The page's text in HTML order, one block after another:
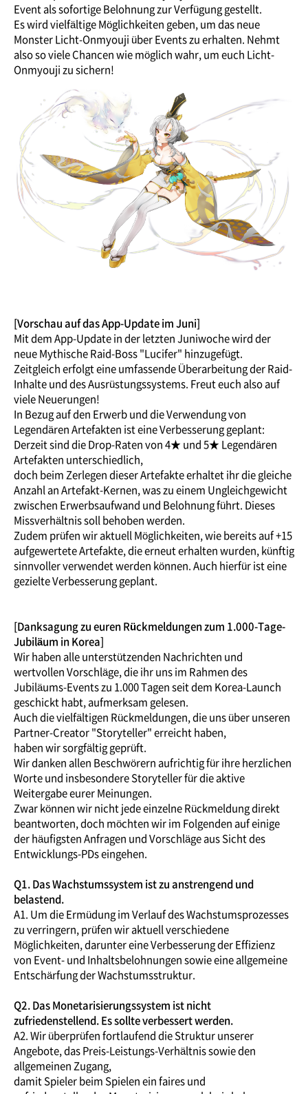
Event als sofortige Belohnung zur Verfügung gestellt.
Es wird vielfältige Möglichkeiten geben, um das neue
Monster Licht-Onmyouji über Events zu erhalten. Nehmt
also so viele Chancen wie möglich wahr, um euch Licht-
Onmyouji zu sichern!
[Vorschau auf das App-Update im Juni]
Mit dem App-Update in der letzten Juniwoche wird der
neue Mythische Raid-Boss "Lucifer" hinzugefügt.
Zeitgleich erfolgt eine umfassende Überarbeitung der Raid-
Inhalte und des Ausrüstungssystems. Freut euch also auf
viele Neuerungen!
In Bezug auf den Erwerb und die Verwendung von
Legendären Artefakten ist eine Verbesserung geplant:
Derzeit sind die Drop-Raten von 4★ und 5★ Legendären
Artefakten unterschiedlich,
doch beim Zerlegen dieser Artefakte erhaltet ihr die gleiche
Anzahl an Artefakt-Kernen, was zu einem Ungleichgewicht
zwischen Erwerbsaufwand und Belohnung führt. Dieses
Missverhältnis soll behoben werden.
Zudem prüfen wir aktuell Möglichkeiten, wie bereits auf +15
aufgewertete Artefakte, die erneut erhalten wurden, künftig
sinnvoller verwendet werden können. Auch hierfür ist eine
gezielte Verbesserung geplant.
[Danksagung zu euren Rückmeldungen zum 1.000-Tage-
Jubiläum in Korea]
Wir haben alle unterstützenden Nachrichten und
wertvollen Vorschläge, die ihr uns im Rahmen des
Jubiläums-Events zu 1.000 Tagen seit dem Korea-Launch
geschickt habt, aufmerksam gelesen.
Auch die vielfältigen Rückmeldungen, die uns über unseren
Partner-Creator "Storyteller" erreicht haben,
haben wir sorgfältig geprüft.
Wir danken allen Beschwörern aufrichtig für ihre herzlichen
Worte und insbesondere Storyteller für die aktive
Weitergabe eurer Meinungen.
Zwar können wir nicht jede einzelne Rückmeldung direkt
beantworten, doch möchten wir im Folgenden auf einige
der häufigsten Anfragen und Vorschläge aus Sicht des
Entwicklungs-PDs eingehen.
Q1. Das Wachstumssystem ist zu anstrengend und
belastend.
A1. Um die Ermüdung im Verlauf des Wachstumsprozesses
zu verringern, prüfen wir aktuell verschiedene
Möglichkeiten, darunter eine Verbesserung der Effizienz
von Event- und Inhaltsbelohnungen sowie eine allgemeine
Entschärfung der Wachstumsstruktur.
Q2. Das Monetarisierungssystem ist nicht
zufriedenstellend. Es sollte verbessert werden.
A2. Wir überprüfen fortlaufend die Struktur unserer
Angebote, das Preis-Leistungs-Verhältnis sowie den
allgemeinen Zugang,
damit Spieler beim Spielen ein faires und